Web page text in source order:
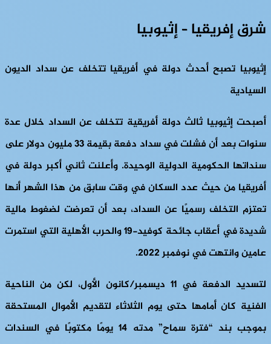
شرق إفريقيا – إثيوبيا
إثيوبيا تصبح أحدث دولة في أفريقيا تتخلف عن سداد الديون
السيادية
أصبحت إثيوبيا ثالث دولة أفريقية تتخلف عن السداد خلال عدة
سنوات بعد أن فشلت في سداد دفعة بقيمة 33 مليون دولار على
سنداتها الحكومية الدولية الوحيدة. وأعلنت ثاني أكبر دولة في
أفريقيا من حيث عدد السكان في وقت سابق من هذا الشهر أنها
تعتزم التخلف رسميًا عن السداد، بعد أن تعرضت لضغوط مالية
شديدة في أعقاب جائحة كوفيد-19 والحرب الأهلية التي استمرت
عامين وانتهت في نوفمبر 2022.
لتسديد الدفعة في 11 ديسمبر/كانون الأول، لكن من الناحية
الفنية كان أمامها حتى يوم الثلاثاء لتقديم الأموال المستحقة
بموجب بند “فترة سماح” مدته 14 يومًا مكتوبًا في السندات